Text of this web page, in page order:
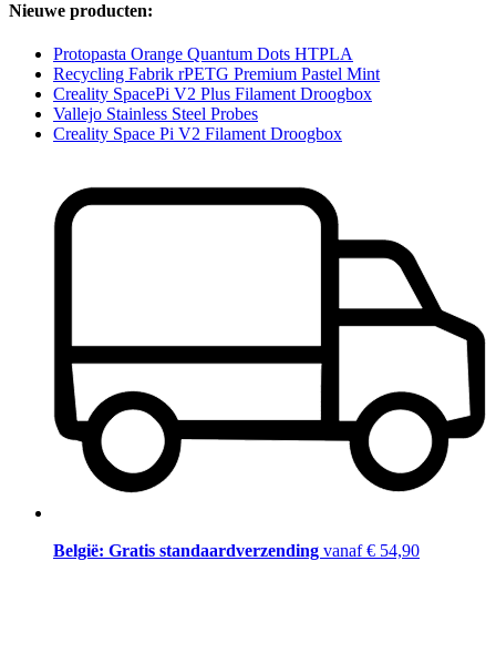
Nieuwe producten:
Protopasta Orange Quantum Dots HTPLA
Recycling Fabrik rPETG Premium Pastel Mint
Creality SpacePi V2 Plus Filament Droogbox
Vallejo Stainless Steel Probes
Creality Space Pi V2 Filament Droogbox
België: Gratis standaardverzending vanaf € 54,90